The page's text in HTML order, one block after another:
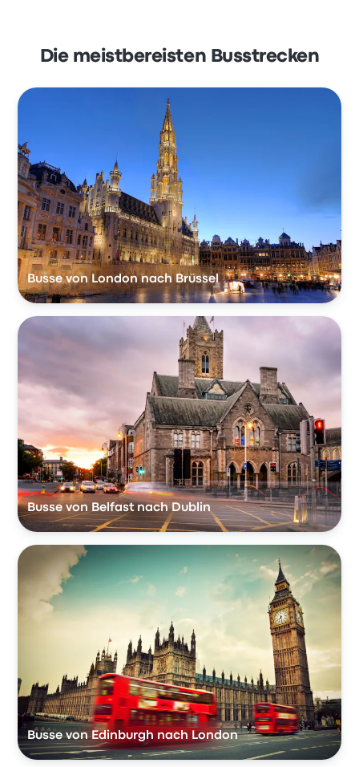
Die meistbereisten Busstrecken
Busse von London nach Brüssel
Busse von Belfast nach Dublin
Busse von Edinburgh nach London